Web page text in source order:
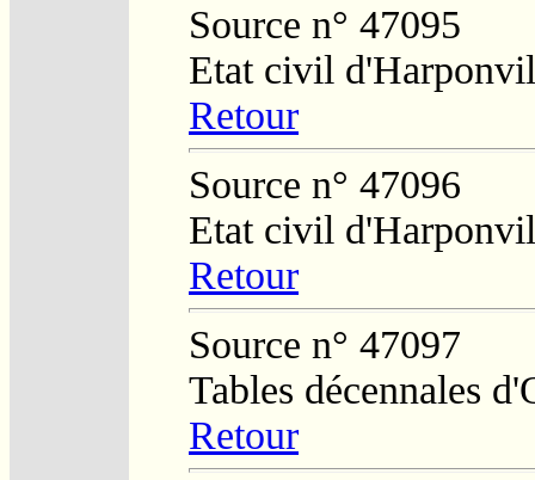
Source n° 47095
Etat civil
Retour
Source n° 47096
Etat civil
Retour
Source n° 47097
Tables décennales
Retour